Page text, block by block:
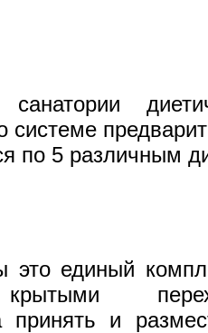
системе
по 5 различным
единый
принять и